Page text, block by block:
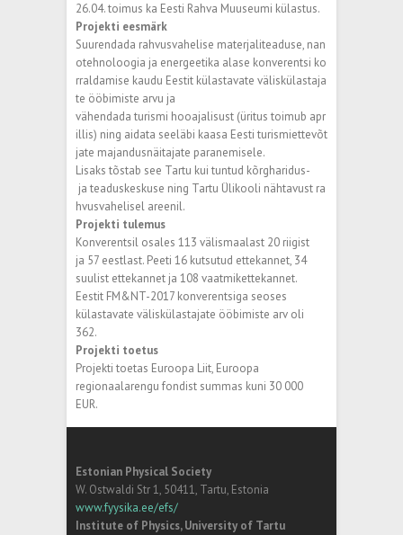
26.04. toimus ka Eesti Rahva Muuseumi külastus.
Projekti eesmärk
Suurendada rahvusvahelise materjaliteaduse, nan
otehnoloogia ja energeetika alase konverentsi ko
rraldamise kaudu Eestit külastavate väliskülastaja
te ööbimiste arvu ja
vähendada turismi hooajalisust (üritus toimub apr
illis) ning aidata seeläbi kaasa Eesti turismiettevõt
jate majandusnäitajate paranemisele.
Lisaks tõstab see Tartu kui tuntud kõrgharidus­
ja teaduskeskuse ning Tartu Ülikooli nähtavust ra
hvusvahelisel areenil.
Projekti tulemus
Konverentsil osales 113 välismaalast 20 riigist
ja 57 eestlast. Peeti 16 kutsutud ettekannet, 34
suulist ettekannet ja 108 vaatmikettekannet.
Eestit FM&NT-2017 konverentsiga seoses
külastavate väliskülastajate ööbimiste arv oli
362.
Projekti toetus
Projekti toetas Euroopa Liit, Euroopa
regionaalarengu fondist summas kuni 30 000
EUR.
Estonian Physical Society
W. Ostwaldi Str 1, 50411, Tartu, Estonia
www.fyysika.ee/efs/
Institute of Physics, University of Tartu